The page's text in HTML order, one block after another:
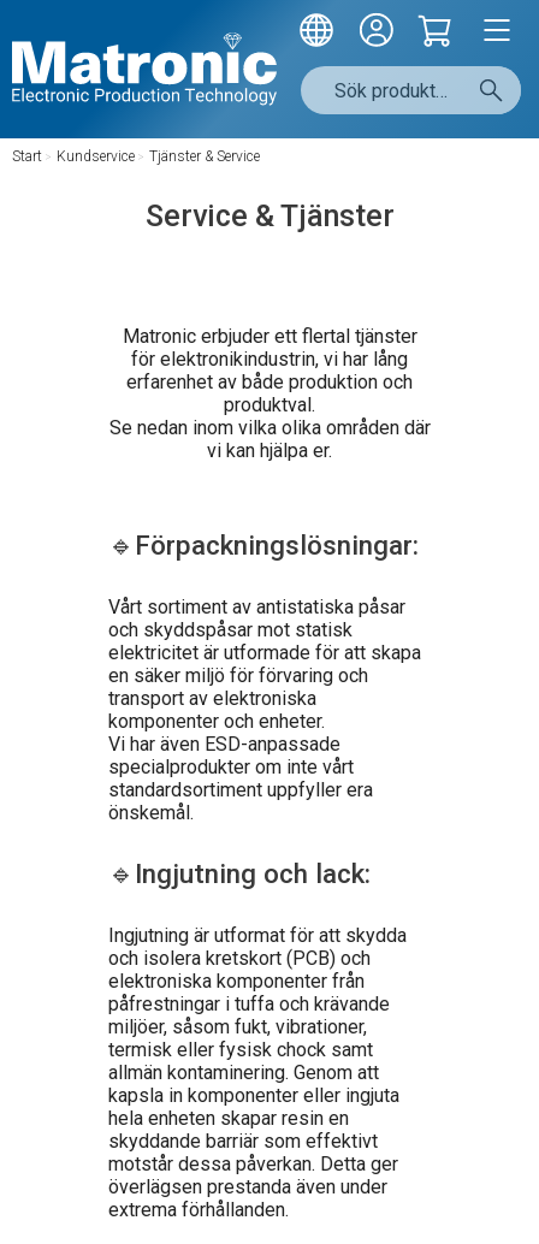
Start / Kundservice / Tjänster & Service
Service & Tjänster
Matronic erbjuder ett flertal tjänster
för elektronikindustrin, vi har lång
erfarenhet av både produktion och
produktval.
Se nedan inom vilka olika områden där
vi kan hjälpa er.
🔹Förpackningslösningar:
Vårt sortiment av antistatiska påsar
och skyddspåsar mot statisk
elektricitet är utformade för att skapa
en säker miljö för förvaring och
transport av elektroniska
komponenter och enheter.
Vi har även ESD-anpassade
specialprodukter om inte vårt
standardsortiment uppfyller era
önskemål.
🔹Ingjutning och lack:
Ingjutning är utformat för att skydda
och isolera kretskort (PCB) och
elektroniska komponenter från
påfrestningar i tuffa och krävande
miljöer, såsom fukt, vibrationer,
termisk eller fysisk chock samt
allmän kontaminering. Genom att
kapsla in komponenter eller ingjuta
hela enheten skapar resin en
skyddande barriär som effektivt
motstår dessa påverkan. Detta ger
överlägsen prestanda även under
extrema förhållanden.